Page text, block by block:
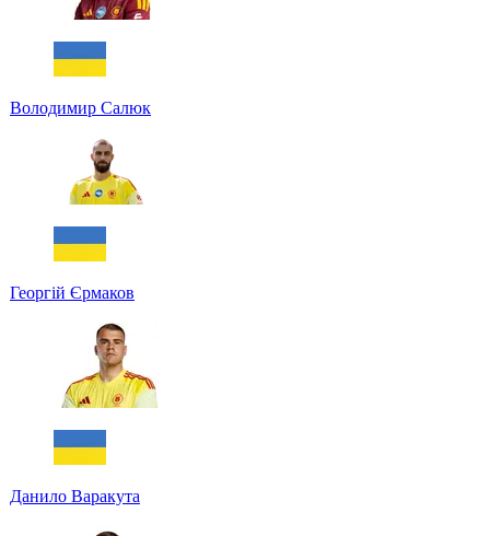
Володимир Салюк
Георгій Єрмаков
Данило Варакута